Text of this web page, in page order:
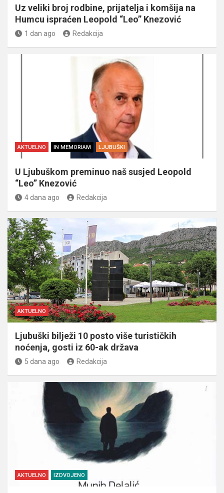
Uz veliki broj rodbine, prijatelja i komšija na
Humcu ispraćen Leopold “Leo” Knezović
1 dan ago Redakcija
AKTUELNO IN MEMORIAM LJUBUŠKI
U Ljubuškom preminuo naš susjed Leopold
“Leo” Knezović
4 dana ago Redakcija
AKTUELNO
Ljubuški bilježi 10 posto više turističkih
noćenja, gosti iz 60-ak država
5 dana ago Redakcija
AKTUELNO IZDVOJENO